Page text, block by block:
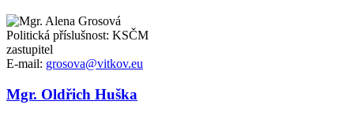
Politická příslušnost: KSČM
zastupitel
E-mail: grosova@vitkov.eu
Mgr. Oldřich Huška